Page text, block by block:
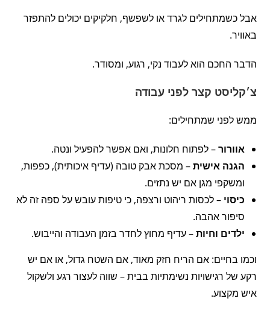
אבל כשמתחילים לגרד או לשפשף, חלקיקים יכולים להתפזר
באוויר.
הדבר החכם הוא לעבוד נקי, רגוע, ומסודר.
צ׳קליסט קצר לפני עבודה
ממש לפני שמתחילים:
אוורור– לפתוח חלונות, ואם אפשר להפעיל ונטה.
הגנה אישית– מסכת אבק טובה (עדיף איכותית), כפפות,
ומשקפי מגן אם יש נתזים.
כיסוי – לכסות ריהוט ורצפה, כי טיפות עובש על ספה זה לא
סיפור אהבה.
ילדים וחיות– עדיף מחוץ לחדר בזמן העבודה והייבוש.
וכמו בחיים: אם הריח חזק מאוד, אם השטח גדול, או אם יש
רקע של רגישויות נשימתיות בבית – שווה לעצור רגע ולשקול
איש מקצוע.